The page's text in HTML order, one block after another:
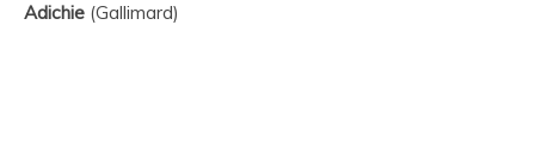
Adichie (Gallimard)